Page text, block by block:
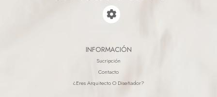
INFORMACIÓN
Sucripción
Contacto
¿eres Arquitecto O Diseñador?